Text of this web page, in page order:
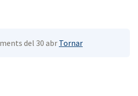
del 30 abr Tornar